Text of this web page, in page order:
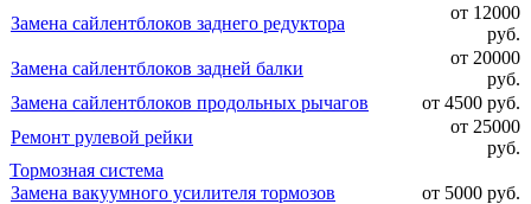
Замена сайлентблоков заднего редуктора
от 12000
руб.
Замена сайлентблоков задней балки
от 20000
руб.
Замена сайлентблоков продольных рычагов
от 4500 руб.
Ремонт рулевой рейки
от 25000
руб.
Тормозная система
Замена вакуумного усилителя тормозов
от 5000 руб.